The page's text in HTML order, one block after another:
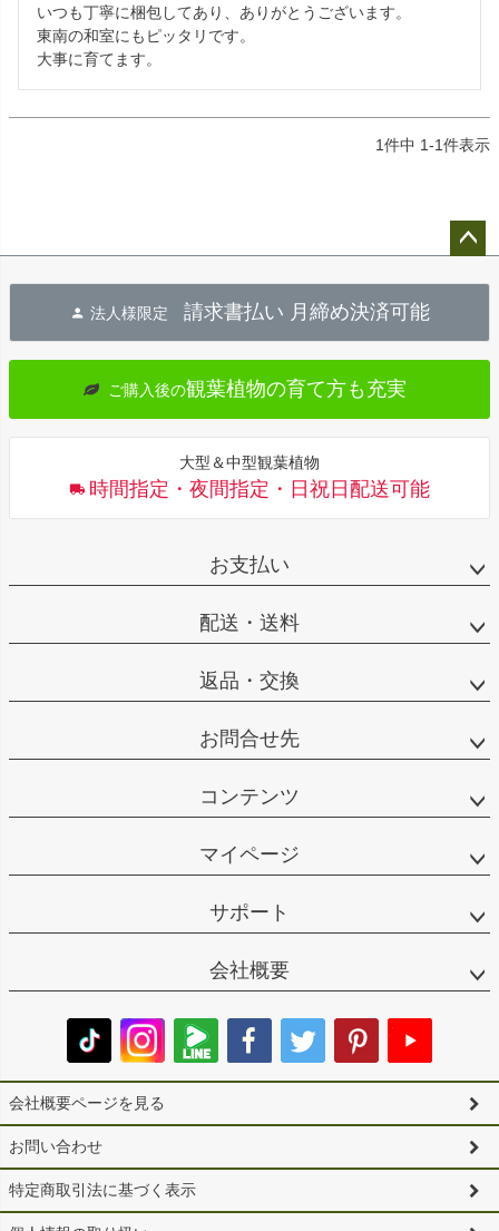
いつも丁寧に梱包してあり、ありがとうございます。
東南の和室にもピッタリです。
大事に育てます。
1件中 1-1件表示
へ
法人様限定 請求書払い 月締め決済可能
ご購入後の観葉植物の育て方も充実
大型＆中型観葉植物
時間指定・夜間指定・日祝日配送可能
お支払い
配送・送料
返品・交換
お問合せ先
コンテンツ
マイページ
サポート
会社概要
会社概要ページを見る
お問い合わせ
特定商取引法に基づく表示